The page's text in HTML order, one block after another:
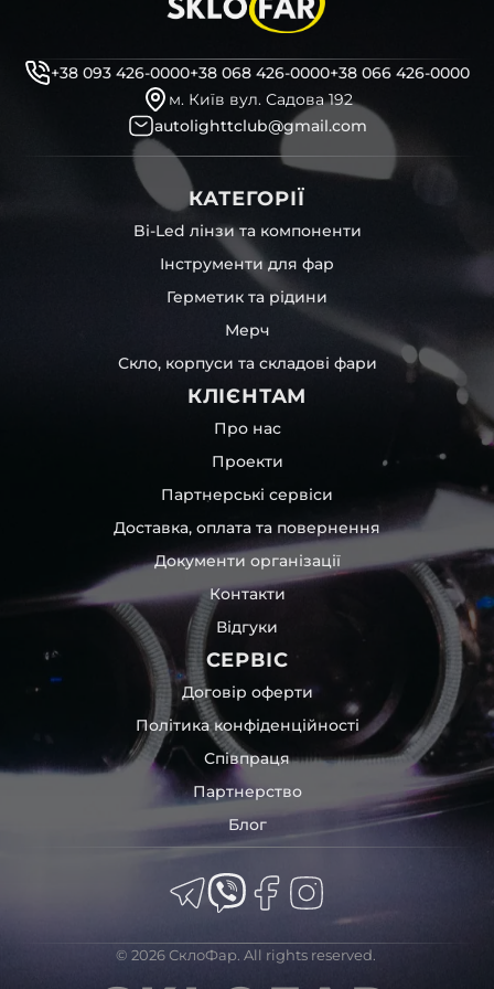
декоративні маски
професійні інструменти для розбору фари
бутиловий герметик для збору фари
рідини для розбирання фари
і також для автомобілів
Proton ,GMC ,Lexus,Citroen
інших, які будуть на 100 % сумісними із оригінальною
фарою вашої моделі авто.
Фотографії скла і корпусів, розміщені на сайті –
автентичні та унікальні. Зроблені за допомогою
професійного обладнання у нашому офісі та оптовому
складі в Києві. З метою захисту від недозволеного
копіювання – на всіх фотографіях розміщений водяний
знак із нашим логотипом – для швидкої ідентифікації.
Без письмового дозволу заборонено використовувати
будь-які фотографії з нашого веб-сайту.
Можна придбати окремо як одне скло чи корпус,
так і пару чи комплект. Кожну одиницю товару наші
співробітники на складі ретельно перевіряють та
дбайливо запаковують спочатку у декілька шарів
захисної стрейч-плівки, потім у додаткову плівку з
повітрям – і все це повноцінно захищає скло фари під
час перевезення та цілком прибирає вірогідність
пошкодження товару внаслідок механічних впливів під
час транспортування поштою.
Детальніше про доставку…
Комплектація товару виробника та зовнішній вигляд
товару можуть відрізнятися від фотографій,
представлених на сайті.
Якщо ви шукаєте такі послуги, як заміна скла фари,
розпакування та перепакування фар, відновлення та
ремонт фар, заміна лінз Xenon LED BI-LED, ремонт скла,
корпусу та кріплення фари, налаштування світла,
коригування, діагностика та полірування фари, наші
партнерські сервіси готові надати допомогу по всій
тисячі задоволених клієнтів. Розмаїття вибору, постійна
наявність на складі, свіжі поступлення, доступна ціна,
Із часом передня фара Toyota може мати такі
+38 093 426-0000+38 068 426-0000+38 066 426-0000
м. Київ вул. Садова 192
autolighttclub@gmail.com
КАТЕГОРІЇ
Bi-Led лінзи та компоненти
Інструменти для фар
Герметик та рідини
Мерч
Скло, корпуси та складові фари
КЛІЄНТАМ
Про нас
Проекти
Партнерські сервіси
Доставка, оплата та повернення
Документи організації
Контакти
Відгуки
СЕРВІС
Договір оферти
Політика конфіденційності
Співпраця
Партнерство
Блог
© 2026 СклоФар. All rights reserved.